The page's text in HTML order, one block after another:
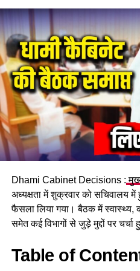
गंगोत्री धाम की ओर बढ़ रहा था। जैसे
चालक का उस पर से नियंत्रण छूट
वाहन मुख्य सड़क से फिसलकर नीचे
ओर खिसकने लगा। हालांकि, किस्मत
ही अटक गया। यदि वाहन कुछ इंच और
हो सकता था।
BRO और स्थानीय
रेस्क्यू
घटना घटते ही आसपास मौजूद राहगीरों
कार्य शुरू किया और पुलिस व
स्थानीय पुलिस और सीमा सड़क संगठन
मौके पर पहुंची।
BRO के भारी उपकरणों और जेसीबी
Dhami Cabinet Decisions :
अध्यक्षता में शुक्रवार को सचिवालय
फैसला लिया गया। बैठक में स्वास्थ्य,
समेत कई विभागों से जुड़े मुद्दों पर चर्चा
Table of